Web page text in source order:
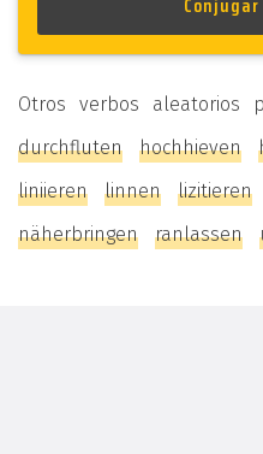
Otros verbos aleatorios
durchfluten
hochhieven
liniieren
linnen lizitieren
näherbringen
ranlassen